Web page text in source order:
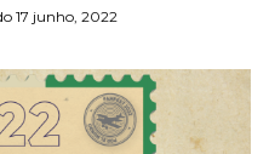
17 junho, 2022